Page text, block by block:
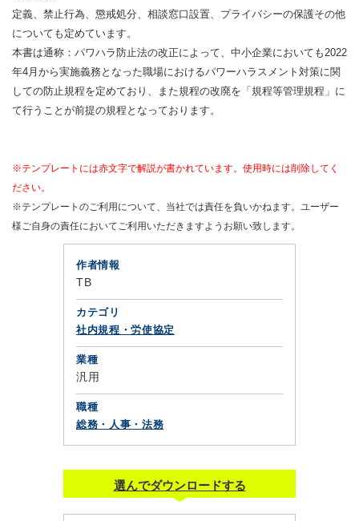
定義、禁止行為、懲戒処分、相談窓口設置、プライバシーの保護その他
についても定めています。
本書は通称：パワハラ防止法の改正によって、中小企業においても2022
年4月から実施義務となった職場におけるパワーハラスメント対策に関
しての防止規程を定めており、また規程の改廃を「規程等管理規程」に
て行うことが前提の規程となっております。
※テンプレートには赤文字で解説が書かれています。使用時には削除してく
ださい。
※テンプレートのご利用について、当社では責任を負いかねます。ユーザー
様ご自身の責任においてご利用いただきますようお願い致します。
作者情報
TB
カテゴリ
社内規程・労使協定
業種
汎用
職種
総務・人事・法務
選んでダウンロードする